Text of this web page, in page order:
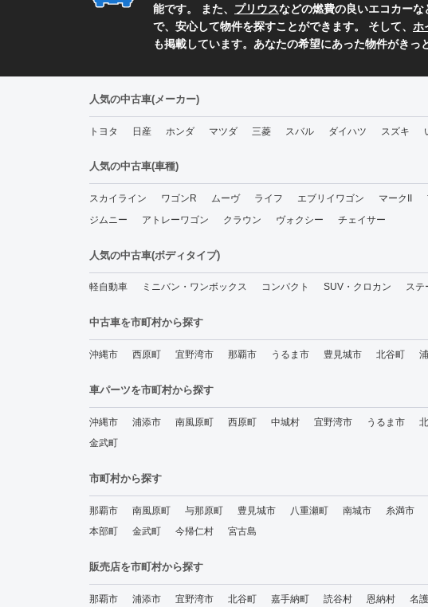
能です。 また、 プリウスなどの燃費の良いエコカー
で、安心して物件を探すことができます。 そして、 ホ
も掲載しています。あなたの希望にあった物件がきっ
人気の中古車(メーカー)
トヨタ 日産 ホンダ マツダ 三菱 スバル ダイハツ スズキ
人気の中古車(車種)
スカイライン ワゴンR ムーヴ ライフ エブリイワゴン マークII
ジムニー
アトレーワゴン クラウン ヴォクシー チェイサー
人気の中古車(ボディタイプ)
軽自動車 ミニバン・ワンボックス コンパクト SUV・クロカン ステ
中古車を市町村から探す
沖縄市 西原町 宜野湾市 那覇市 うるま市 豊見城市 北谷町
車パーツを市町村から探す
沖縄市 浦添市 南風原町 西原町 中城村 宜野湾市 うるま市
金武町
市町村から探す
那覇市 南風原町 与那原町 豊見城市 八重瀬町 南城市 糸満市
本部町
金武町 今帰仁村 宮古島
販売店を市町村から探す
那覇市 浦添市 宜野湾市 北谷町 嘉手納町 読谷村 恩納村 名